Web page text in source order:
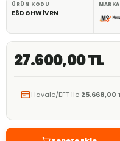
ÜRÜN KODU
E6DGHW1VRN
MARKA
27.600,00 TL
Havale/EFT ile 25.668,00